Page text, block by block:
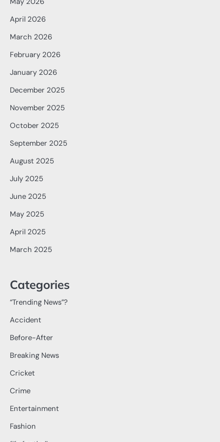
April 2026
March 2026
February 2026
January 2026
December 2025
November 2025
October 2025
September 2025
August 2025
July 2025
June 2025
May 2025
April 2025
March 2025
Categories
“Trending News”?
Accident
Before-After
Breaking News
Cricket
Crime
Entertainment
Fashion